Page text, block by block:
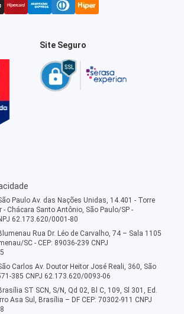
Site Seguro
Paulo Av. das Nações Unidas, 14.401 - Torre
- Chácara Santo Antônio, São Paulo/SP -
62.173.620/0001-80
Rua Dr. Léo de Carvalho, 74 – Sala 1105
SC - CEP: 89036-239 CNPJ
Carlos Av. Doutor Heitor José Reali, 360, São
385 CNPJ 62.173.620/0093-06
ST SCN, S/N, Qd 02, Bl C, 109, Sl 301, Ed.
Asa Sul, Brasília – DF CEP: 70302-911 CNPJ